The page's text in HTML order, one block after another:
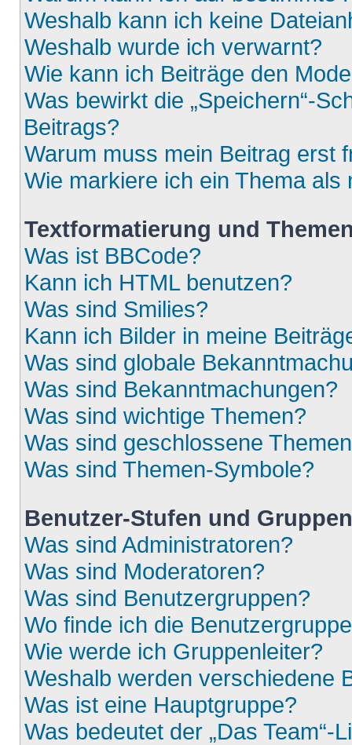
Weshalb kann ich keine
Weshalb wurde ich verwarnt?
Wie kann ich Beiträge den
Was bewirkt die „Speichern“-
Beitrags?
Warum muss mein Beitrag erst
Wie markiere ich ein Thema als
Textformatierung und
Was ist BBCode?
Kann ich HTML benutzen?
Was sind Smilies?
Kann ich Bilder in meine
Was sind globale
Was sind Bekanntmachungen?
Was sind wichtige Themen?
Was sind geschlossene
Was sind Themen-Symbole?
Benutzer-Stufen und Gruppen
Was sind Administratoren?
Was sind Moderatoren?
Was sind Benutzergruppen?
Wo finde ich die
Wie werde ich Gruppenleiter?
Weshalb werden verschiedene
Was ist eine Hauptgruppe?
Was bedeutet der „Das Team“-